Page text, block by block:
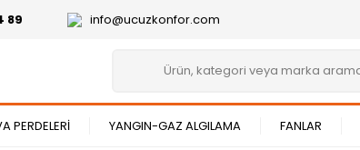
89 info@ucuzkonfor.com
PERDELERİ YANGIN-GAZ ALGILAMA FANLAR